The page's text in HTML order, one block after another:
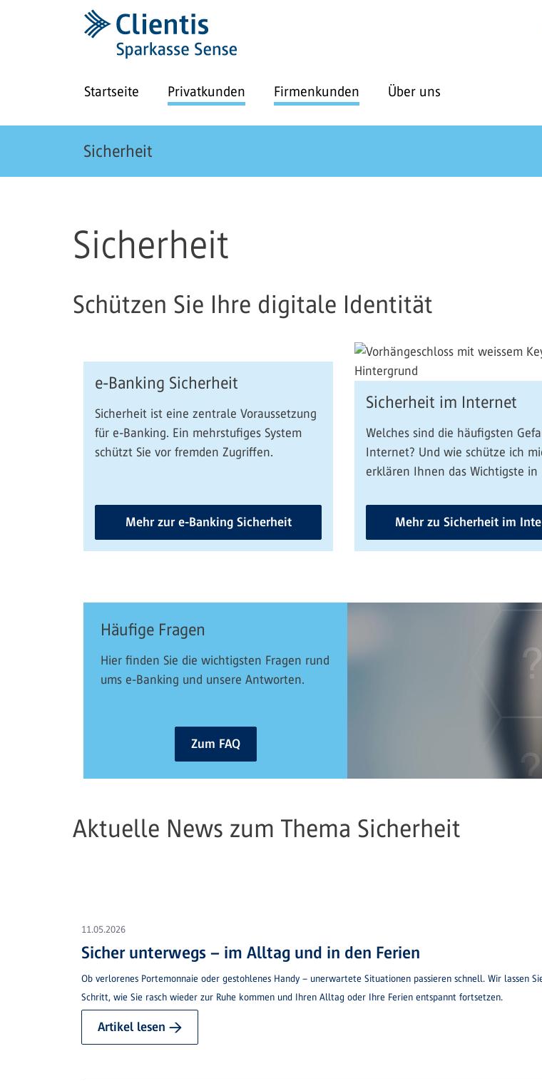
Startseite Privatkunden Firmenkunden Über uns
Sicherheit
Sicherheit
Schützen Sie Ihre digitale Identität
e-Banking Sicherheit
Sicherheit ist eine zentrale Voraussetzung
für e-Banking. Ein mehrstufiges System
schützt Sie vor fremden Zugriffen.
Mehr zur e-Banking Sicherheit
Sicherheit im Internet
Welches sind die häufigsten
Internet? Und wie schütze ich
erklären Ihnen das Wichtigste in
Mehr zu Sicherheit im
Häufige Fragen
Hier finden Sie die wichtigsten Fragen rund
ums e-Banking und unsere Antworten.
Zum FAQ
Aktuelle News zum Thema Sicherheit
11.05.2026
Sicher unterwegs – im Alltag und in den Ferien
Ob verlorenes Portemonnaie oder gestohlenes Handy – unerwartete Situationen passieren schnell. Wir lassen
Schritt, wie Sie rasch wieder zur Ruhe kommen und Ihren Alltag oder Ihre Ferien entspannt fortsetzen.
Artikel lesen →